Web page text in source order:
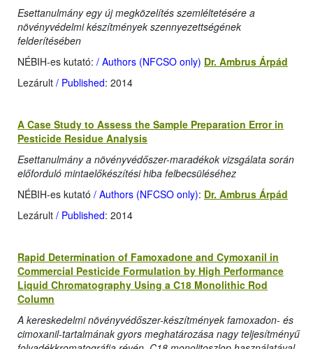
Esettanulmány egy új megközelítés szemléltetésére a
növényvédelmi készítmények szennyezettségének
felderítésében
NÉBIH-es kutató: / Authors (NFCSO only) Dr. Ambrus Árpád
Lezárult / Published: 2014
A Case Study to Assess the Sample Preparation Error in
Pesticide Residue Analysis
Esettanulmány a növényvédőszer-maradékok vizsgálata során
előforduló mintaelőkészítési hiba felbecsüléséhez
NÉBIH-es kutató / Authors (NFCSO only): Dr. Ambrus Árpád
Lezárult / Published: 2014
Rapid Determination of Famoxadone and Cymoxanil in
Commercial Pesticide Formulation by High Performance
Liquid Chromatography Using a C18 Monolithic Rod
Column
A kereskedelmi növényvédőszer-készítmények famoxadon- és
cimoxanil-tartalmának gyors meghatározása nagy teljesítményű